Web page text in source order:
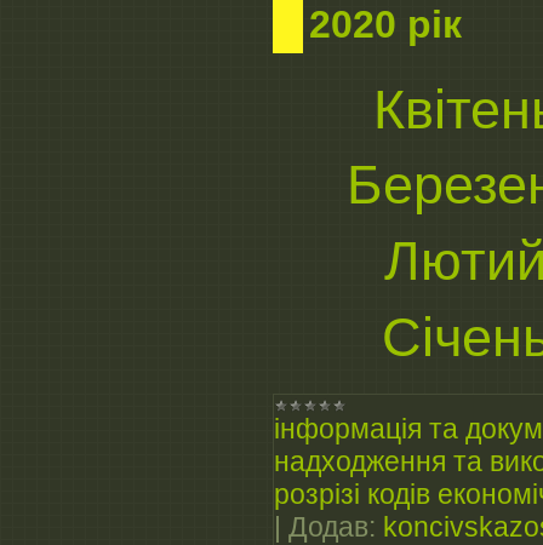
2020 рік
інформація та
надходження та
розрізі кодів
Додав: